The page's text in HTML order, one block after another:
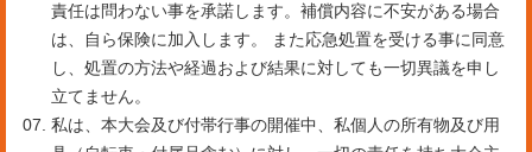
責任は問わない事を承諾します。補償内容に不安がある場合
は、自ら保険に加入します。 また応急処置を受ける事に同意
し、処置の方法や経過および結果に対しても一切異議を申し
立てません。
私は、本大会及び付帯行事の開催中、私個人の所有物及び用